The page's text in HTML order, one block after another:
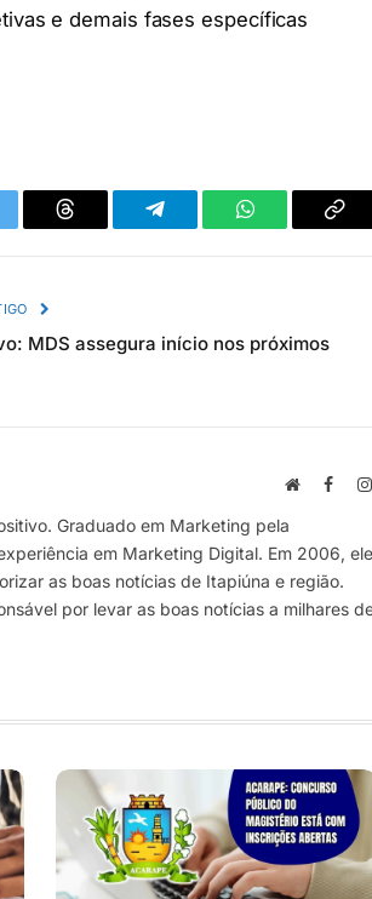
e demais fases específicas
Threads Telegram WhatsApp
MDS assegura início nos próximos
Site
Graduado em Marketing pela
em Marketing Digital. Em 2006, ele
as boas notícias de Itapiúna e região.
por levar as boas notícias a milhares